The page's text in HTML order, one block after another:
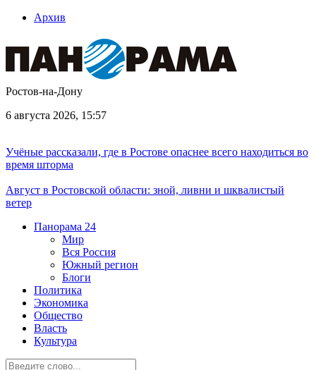
Архив
Ростов-на-Дону
6 августа 2026, 15:57
Учёные рассказали, где в Ростове опаснее всего находиться во
время шторма
Август в Ростовской области: зной, ливни и шквалистый
ветер
Панорама 24
Мир
Вся Россия
Южный регион
Блоги
Политика
Экономика
Общество
Власть
Культура